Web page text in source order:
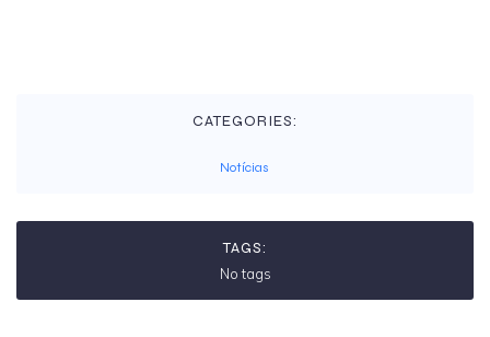
CATEGORIES:
Notícias
TAGS:
No tags